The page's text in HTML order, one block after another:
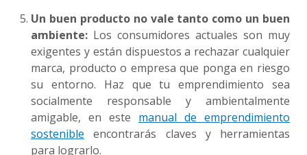
Un buen producto no vale tanto como un buen
ambiente: Los consumidores actuales son muy
exigentes y están dispuestos a rechazar cualquier
marca, producto o empresa que ponga en riesgo
su entorno. Haz que tu emprendimiento sea
socialmente responsable y ambientalmente
amigable, en este manual de emprendimiento
sostenible encontrarás claves y herramientas
para lograrlo.